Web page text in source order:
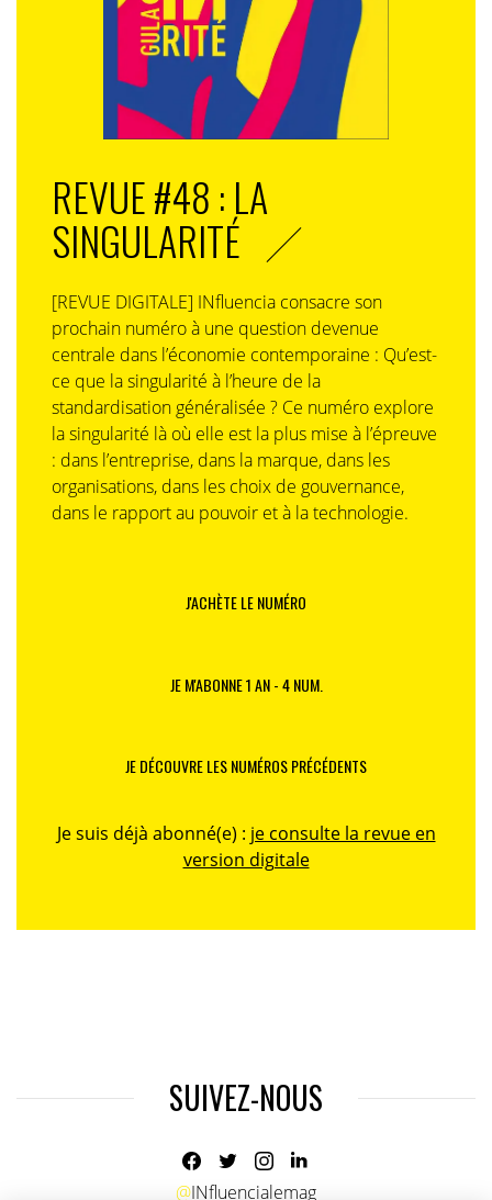
REVUE #48 : LA
SINGULARITÉ
[REVUE DIGITALE] INfluencia consacre son
prochain numéro à une question devenue
centrale dans l’économie contemporaine : Qu’est-
ce que la singularité à l’heure de la
standardisation généralisée ? Ce numéro explore
la singularité là où elle est la plus mise à l’épreuve
: dans l’entreprise, dans la marque, dans les
organisations, dans les choix de gouvernance,
dans le rapport au pouvoir et à la technologie.
J'ACHÈTE LE NUMÉRO
JE M'ABONNE 1 AN - 4 NUM.
JE DÉCOUVRE LES NUMÉROS PRÉCÉDENTS
Je suis déjà abonné(e) : je consulte la revue en
version digitale
SUIVEZ-NOUS
@INfluencialemag